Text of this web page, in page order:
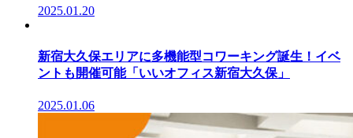
2025.01.20
新宿大久保エリアに多機能型コワーキング誕生！イベ
ントも開催可能「いいオフィス新宿大久保」
2025.01.06